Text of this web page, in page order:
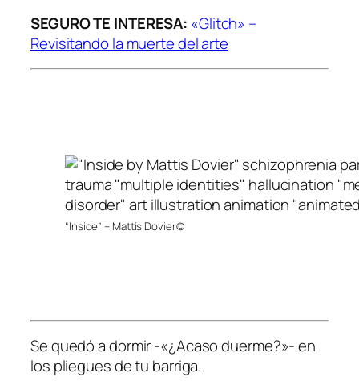
SEGURO TE INTERESA: «Glitch» –
Revisitando la muerte del arte
“Inside” – Mattis Dovier©
Se quedó a dormir -«¿Acaso duerme?»- en
los pliegues de tu barriga.